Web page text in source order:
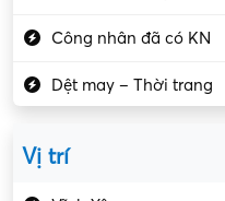
Công nhân đã có KN
Dệt may – Thời trang
Vị trí